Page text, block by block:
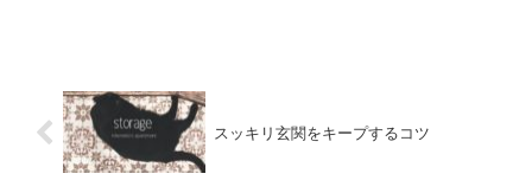
スッキリ玄関をキープするコツ